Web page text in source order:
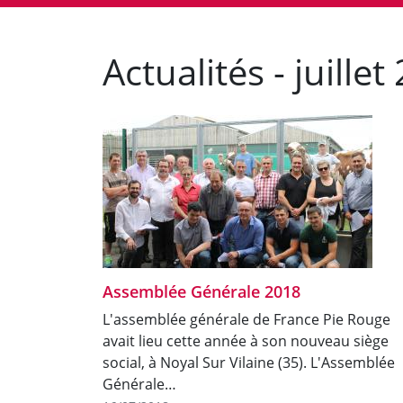
Actualités - juillet
Assemblée Générale 2018
L'assemblée générale de France Pie Rouge
avait lieu cette année à son nouveau siège
social, à Noyal Sur Vilaine (35). L'Assemblée
Générale…